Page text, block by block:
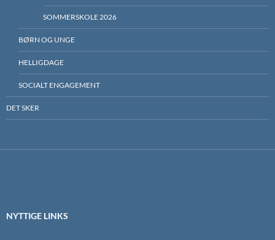
SOMMERSKOLE 2026
BØRN OG UNGE
HELLIGDAGE
SOCIALT ENGAGEMENT
DET SKER
NYTTIGE LINKS